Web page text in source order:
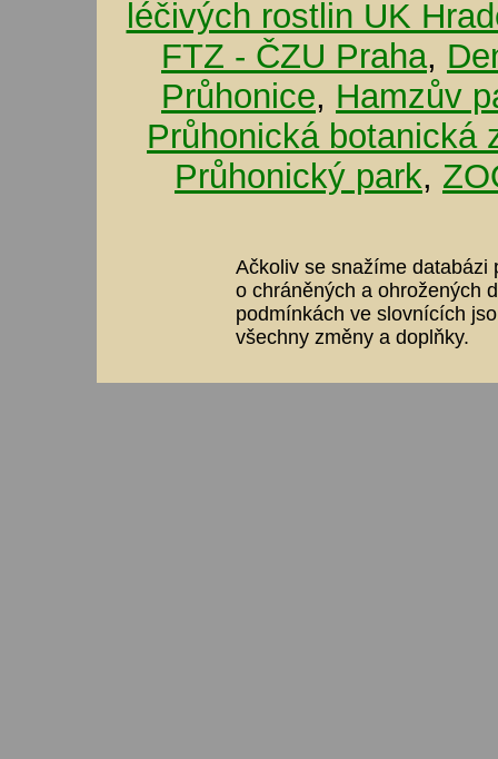
léčivých rostlin UK
FTZ - ČZU Praha,
Průhonice, Hamzův
Průhonická botanická
Průhonický park,
Ačkoliv se snažíme databázi
o chráněných a ohrožených
podmínkách ve slovnících
všechny změny a doplňky.